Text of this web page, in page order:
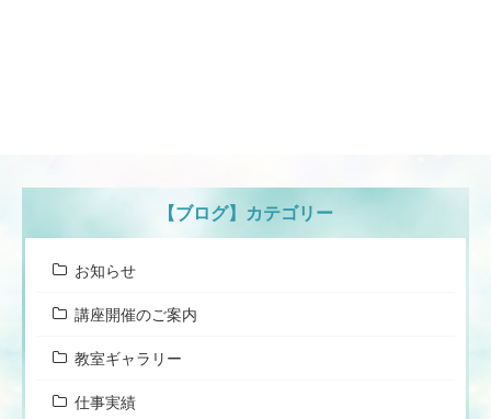
【ブログ】カテゴリー
お知らせ
講座開催のご案内
教室ギャラリー
仕事実績